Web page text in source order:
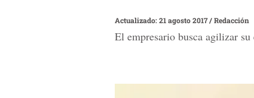
Actualizado: 21 agosto 2017/Redacción
El empresario busca agilizar